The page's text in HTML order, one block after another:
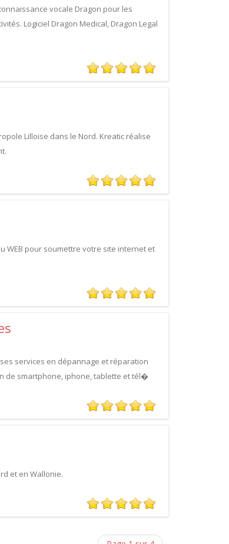
vocale Dragon pour les
Logiciel Dragon Medical, Dragon Legal
Lilloise dans le Nord. Kreatic réalise
WEB pour soumettre votre site internet et
services en dépannage et réparation
de smartphone, iphone, tablette et tél�
et en Wallonie.